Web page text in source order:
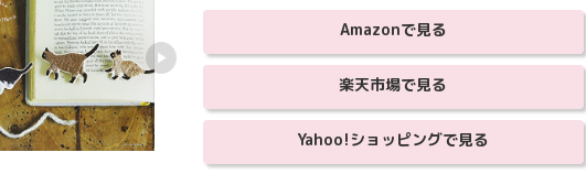
Amazonで見る
楽天市場で見る
Yahoo!ショッピングで見る